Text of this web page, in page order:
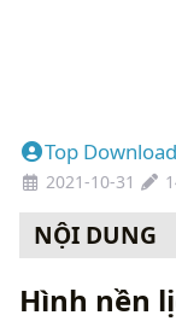
Top Download
2021-10-31
NỘI DUNG
Hình nền